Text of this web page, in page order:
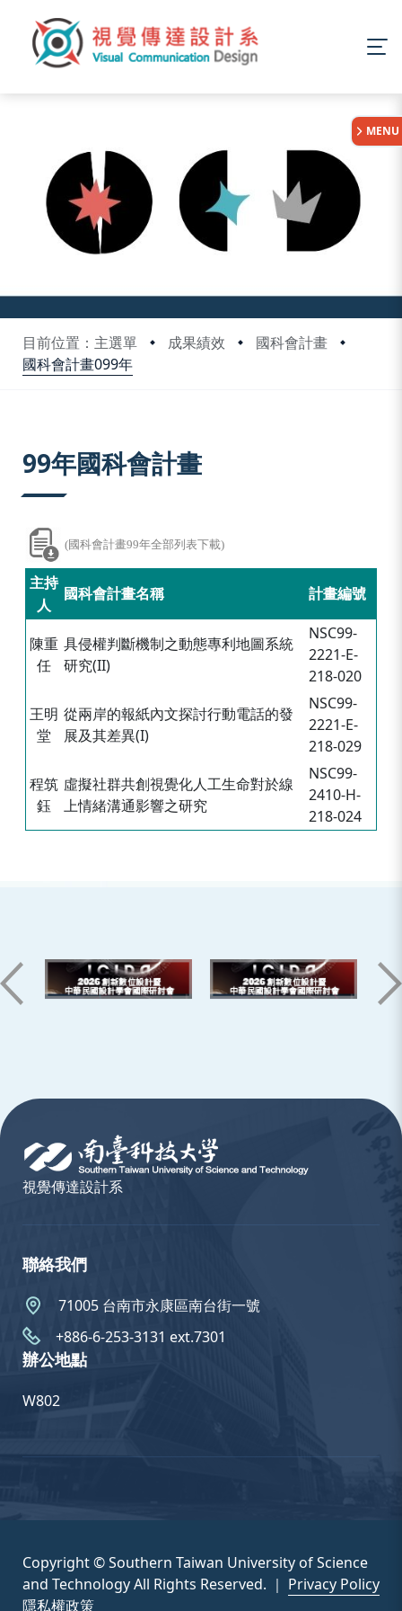
目前位置：主選單 成果績效
國科會計畫
國科會計畫099年
MENU
99年國科會計畫
(國科會計畫99年全部列表下載)
主持
人
國科會計畫名稱 計畫編號
陳重
任
具侵權判斷機制之動態專利地圖系統
研究(II)
NSC99-
2221-E-
218-020
王明
堂
從兩岸的報紙內文探討行動電話的發
展及其差異(I)
NSC99-
2221-E-
218-029
程筑
鈺
虛擬社群共創視覺化人工生命對於線
上情緒溝通影響之研究
NSC99-
2410-H-
218-024
視覺傳達設計系
聯絡我們
71005 台南市永康區南台街一號
+886-6-253-3131 ext.7301
辦公地點
W802
Copyright © Southern Taiwan University of Science
and Technology All Rights Reserved. ｜ Privacy Policy
隱私權政策